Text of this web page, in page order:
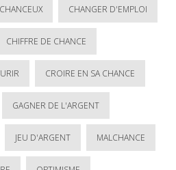
CHANCEUX CHANGER D'EMPLOI
CHIFFRE DE CHANCE
CROIRE EN SA CHANCE
GAGNER DE L'ARGENT
JEU D'ARGENT MALCHANCE